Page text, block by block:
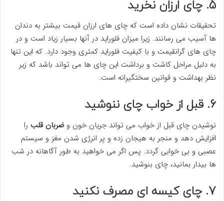
5. چای ارزان نخرید
تحقیقات نشان داده است که چای های ارزان قیمت بیشتر به دندان
ها آسیب می رسانند. زیرا میزان فلوراید در آنها بسیار زیاد است و در
چای های گرانقیمت و با کیفیت فلوراید کمتری وجود دارد. که این تنها
به دلیل مراحل کاشت و برداشت این چای ها می تواند باشد که زیر
نظر بهداشت و قوانین سختگیرانه است.
6. قبل از خواب چای ننوشید
نوشیدن چای قبل از خواب می تواند جریان خون و ضربان قلب را
افزایش دهد و منجر به هیجان زده و پر انرژی شدن مغز و سیستم
عصبی و بی خوابی گردد. پس اگر می خواهید به طور آگاهانه در شب
ها بیدار بمانید، چای بنوشید.
7. چای کیسه ای مصرف نکنید